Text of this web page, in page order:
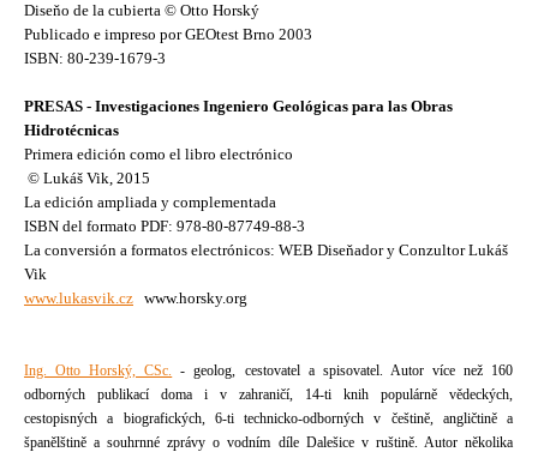
Diseňo de la cubierta © Otto Horský
Publicado e impreso por GEOtest Brno 2003
ISBN: 80-239-1679-3
PRESAS - Investigaciones Ingeniero Geológicas para las Obras
Hidrotécnicas
Primera edición como el libro electrónico
© Lukáš Vik, 2015
La edición ampliada y complementada
ISBN del formato PDF: 978-80-87749-88-3
La conversión a formatos electrónicos: WEB Diseňador y Conzultor Lukáš
Vik
www.lukasvik.cz www.horsky.org
Ing. Otto Horský, CSc. - geolog, cestovatel a spisovatel. Autor více než 160
odborných publikací doma i v zahraničí, 14-ti knih populárně vědeckých,
cestopisných a biografických, 6-ti technicko-odborných v češtině, angličtině a
španělštině a souhrnné zprávy o vodním díle Dalešice v ruštině. Autor několika